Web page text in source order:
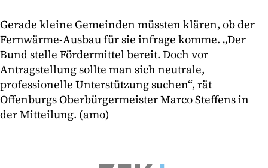
Gerade kleine Gemeinden müssten klären, ob der
Fernwärme-Ausbau für sie infrage komme. „Der
Bund stelle Fördermittel bereit. Doch vor
Antragstellung sollte man sich neutrale,
professionelle Unterstützung suchen“, rät
Offenburgs Oberbürgermeister Marco Steffens in
der Mitteilung. (amo)